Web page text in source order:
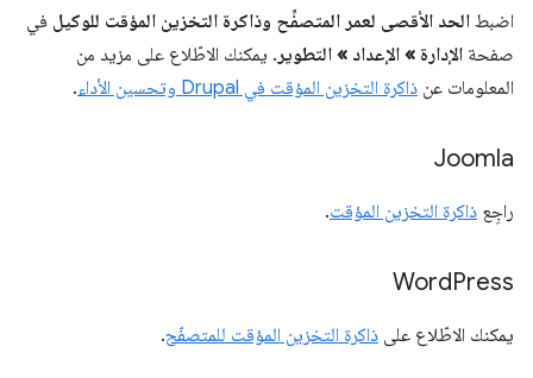
اضبط الحد الأقصى لعمر المتصفِّح وذاكرة التخزين المؤقت للوكيل في
صفحة الإدارة » الإعداد » التطوير . يمكنك الاطّلاع على مزيد من
المعلومات عن ذاكرة التخزين المؤقت في Drupal وتحسين الأداء .
Joomla
راجِع ذاكرة التخزين المؤقت.
WordPress
يمكنك الاطّلاع على ذاكرة التخزين المؤقت للمتصفّح.